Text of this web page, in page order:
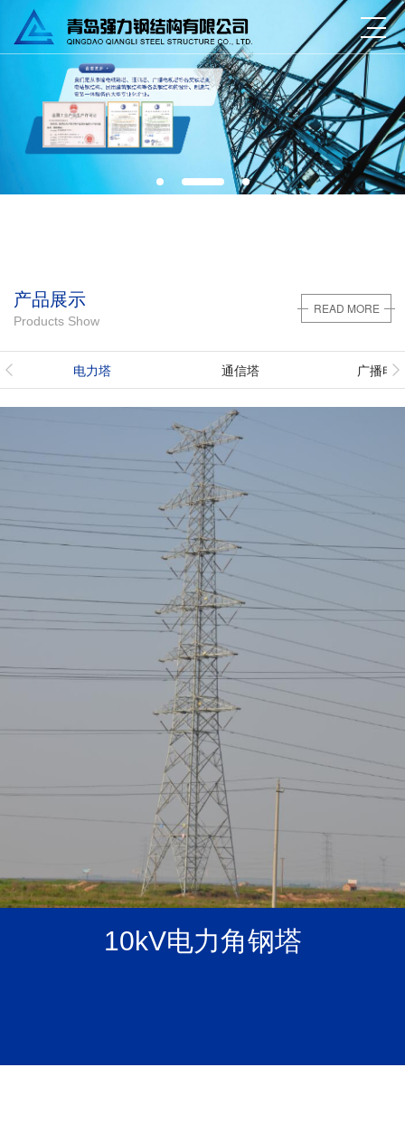
产品展示
Products Show
READ MORE
电力塔 通信塔 广播电
10kV电力角钢塔
10kV电力钢管杆
电力角钢塔
电力角钢塔